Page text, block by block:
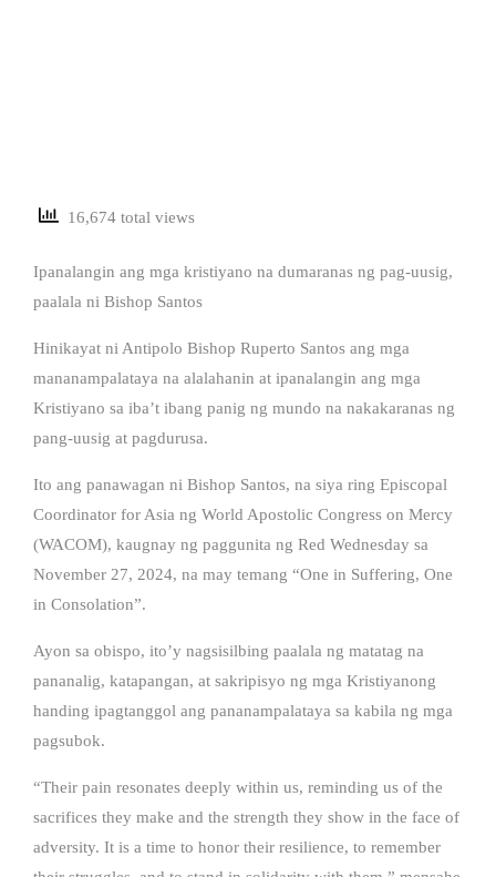
16,674 total views
Ipanalangin ang mga kristiyano na dumaranas ng pag-uusig,
paalala ni Bishop Santos
Hinikayat ni Antipolo Bishop Ruperto Santos ang mga
mananampalataya na alalahanin at ipanalangin ang mga
Kristiyano sa iba’t ibang panig ng mundo na nakakaranas ng
pang-uusig at pagdurusa.
Ito ang panawagan ni Bishop Santos, na siya ring Episcopal
Coordinator for Asia ng World Apostolic Congress on Mercy
(WACOM), kaugnay ng paggunita ng Red Wednesday sa
November 27, 2024, na may temang “One in Suffering, One
in Consolation”.
Ayon sa obispo, ito’y nagsisilbing paalala ng matatag na
pananalig, katapangan, at sakripisyo ng mga Kristiyanong
handing ipagtanggol ang pananampalataya sa kabila ng mga
pagsubok.
“Their pain resonates deeply within us, reminding us of the
sacrifices they make and the strength they show in the face of
adversity. It is a time to honor their resilience, to remember